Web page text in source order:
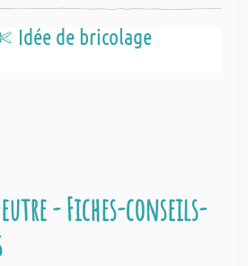
Idée de bricolage
- Fiches-conseils-